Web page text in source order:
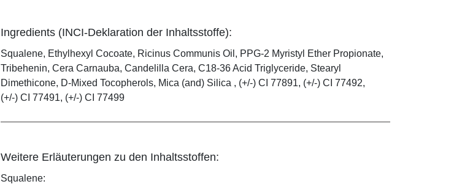
Ingredients (INCI-Deklaration der Inhaltsstoffe):
Squalene, Ethylhexyl Cocoate, Ricinus Communis Oil, PPG-2 Myristyl Ether Propionate,
Tribehenin, Cera Carnauba, Candelilla Cera, C18-36 Acid Triglyceride, Stearyl
Dimethicone, D-Mixed Tocopherols, Mica (and) Silica , (+/-) CI 77891, (+/-) CI 77492,
(+/-) CI 77491, (+/-) CI 77499
Weitere Erläuterungen zu den Inhaltsstoffen:
Squalene: